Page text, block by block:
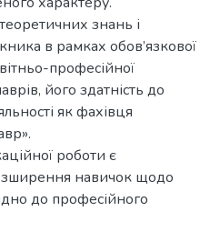
знань і
в рамках обов’язкової
професійної
його здатність до
як фахівця
роботи є
навичок щодо
до професійного